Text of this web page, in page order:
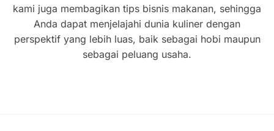
kami juga membagikan tips bisnis makanan, sehingga
Anda dapat menjelajahi dunia kuliner dengan
perspektif yang lebih luas, baik sebagai hobi maupun
sebagai peluang usaha.